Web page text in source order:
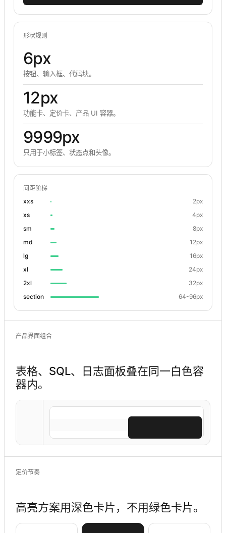
形状规则
6px
按钮、输入框、代码块。
12px
功能卡、定价卡、产品 UI 容器。
9999px
只用于小标签、状态点和头像。
间距阶梯
xxs
2px
xs
4px
sm
8px
md
12px
lg
16px
xl
24px
2xl
32px
section
64-96px
产品界面组合
表格、SQL、日志面板叠在同一白色容
器内。
定价节奏
高亮方案用深色卡片，不用绿色卡片。